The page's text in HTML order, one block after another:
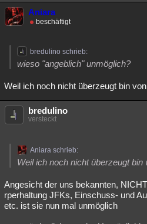
Aniara
beschäftigt
bredulino schrieb:
wieso "angeblich" unmöglich?
Weil ich noch nicht überzeugt bin
bredulino
versteckt
Aniara schrieb:
Weil ich noch nicht überzeugt bin
Angesicht der uns bekannten,
rperhaltung JFKs, Einschuss- und
etc. ist sie nun mal unmöglich